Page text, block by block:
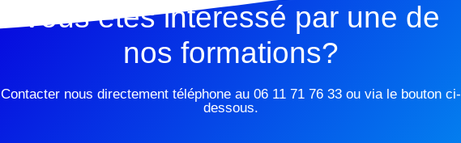
Vous êtes interessé par une de
nos formations?
Contacter nous directement téléphone au 06 11 71 76 33 ou via le bouton ci-
dessous.